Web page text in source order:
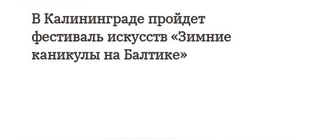
пройдет
«Зимние
Выставка
парусом»
Калининграде